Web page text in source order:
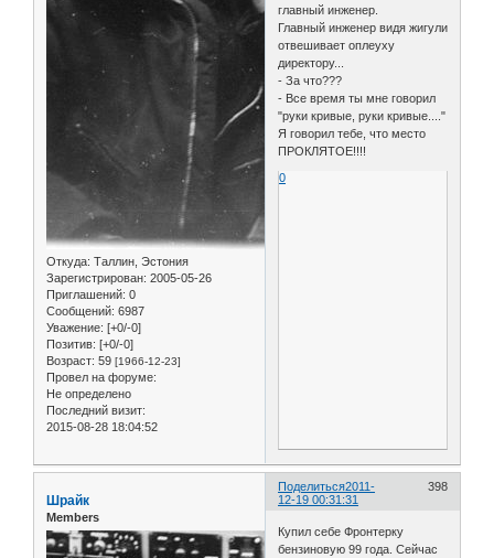
Откуда: Таллин, Эстония
Зарегистрирован: 2005-05-26
Приглашений: 0
Сообщений: 6987
Уважение: [+0/-0]
Позитив: [+0/-0]
Возраст: 59 [1966-12-23]
Провел на форуме:
Не определено
Последний визит:
2015-08-28 18:04:52
главный инженер.
Главный инженер видя жигули
отвешивает оплеуху
директору...
- За что???
- Все время ты мне говорил
"руки кривые, руки кривые...."
Я говорил тебе, что место
ПРОКЛЯТОЕ!!!!
0
Поделиться 398
2011-
12-19 00:31:31
Шрайк
Members
Купил себе Фронтерку
бензиновую 99 года. Сейчас